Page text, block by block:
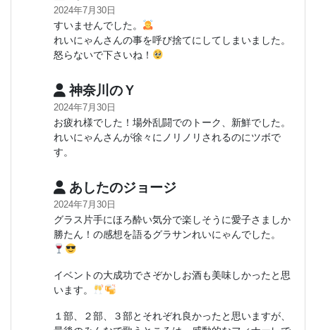
2024年7月30日
すいませんでした。
れいにゃんさんの事を呼び捨てにしてしまいました。
怒らないで下さいね！
神奈川のＹ
2024年7月30日
お疲れ様でした！場外乱闘でのトーク、新鮮でした。
れいにゃんさんが徐々にノリノリされるのにツボで
す。
あしたのジョージ
2024年7月30日
グラス片手にほろ酔い気分で楽しそうに愛子さましか
勝たん！の感想を語るグラサンれいにゃんでした。
イベントの大成功でさぞかしお酒も美味しかったと思
います。
１部、２部、３部とそれぞれ良かったと思いますが、